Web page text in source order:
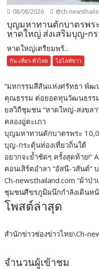
08/08/2026 @ch-
บุญมหาทานตักบาตรพระ
หาดใหญ่ ส่งเสริมบุญ-ก
หาดใหญ่เตรียมพร้...
กิน-เที่ยว-ทั่วไทย ไฮไลท์ข่าว
“มหกรรมสีสันแห่งศรัทธา พั
คุณธรรม ต่อยอดทุนวัฒนธรร
ยลวิถีชุมชน “หาดใหญ่-สงขลา
คลองอู่ตะเภา
บุญมหาทานตักบาตรพระ
บุญ-กระตุ้นท่องเที่ยวถิ่นใต้
อยากจะย้ำชัดๆ ครั้งสุดท้าย!”
คอนเสิร์ตอำลา “อัสนี-วสันต์”
Ch-newsthailand.com “ผ้าป่
ชุมชนศีขรภูมิผนึกกำลังเดินห
โพสต์ล่าสุด
สำนักข่าวช่องข่าวไทย\Ch-
จำนวนผู้เข้าชม